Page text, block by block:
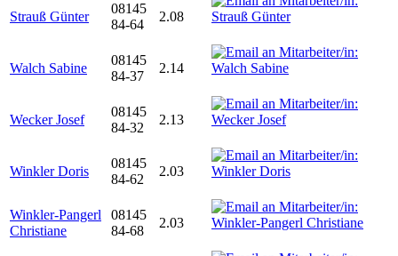
Strauß Günter
08145
84-64
2.08
Walch Sabine
08145
84-37
2.14
Wecker Josef
08145
84-32
2.13
Winkler Doris
08145
84-62
2.03
Winkler-Pangerl
Christiane
08145
84-68
2.03